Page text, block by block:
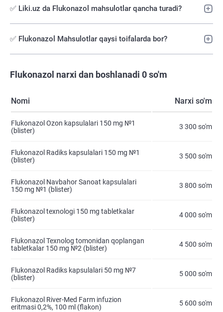
✅ Liki.uz da Flukonazol mahsulotlar qancha turadi?
✅ Flukonazol Mahsulotlar qaysi toifalarda bor?
Flukonazol narxi dan boshlanadi 0 so'm
Nomi Narxi so'm
Flukonazol Ozon kapsulalari 150 mg №1
(blister)
3 300 so'm
Flukonazol Radiks kapsulalari 150 mg №1
(blister)
3 500 so'm
Flukonazol Navbahor Sanoat kapsulalari
150 mg №1 (blister)
3 800 so'm
Flukonazol texnologi 150 mg tabletkalar
(blister)
4 000 so'm
Flukonazol Texnolog tomonidan qoplangan
tabletkalar 150 mg №2 (blister)
4 500 so'm
Flukonazol Radiks kapsulalari 50 mg №7
(blister)
5 000 so'm
Flukonazol River-Med Farm infuzion
eritmasi 0,2%, 100 ml (flakon)
5 600 so'm